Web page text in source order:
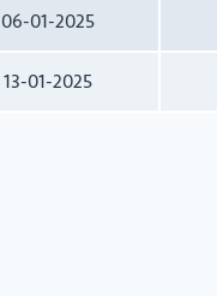
06-01-2025
13-01-2025